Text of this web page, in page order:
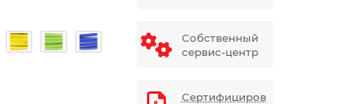
Собственный
сервис-центр
Сертифициров